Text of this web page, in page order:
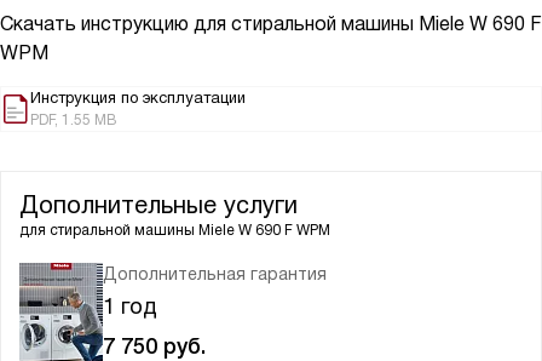
Скачать инструкцию для стиральной машины Miele W 690 F
WPM
Инструкция по эксплуатации
PDF, 1.55 MB
Дополнительные услуги
для стиральной машины Miele W 690 F WPM
Дополнительная гарантия
1 год
7 750 руб.